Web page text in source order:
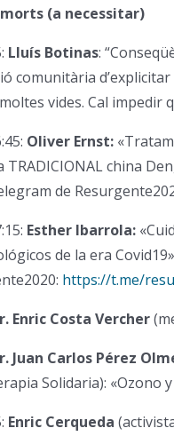
(a necessitar)
Lluís Botinas:
comunitària
vides. Cal impedir
Oliver Ernst:
TRADICIONAL china
de
Esther Ibarrola:
de la era
https://t.me/
Enric Costa Vercher
Juan Carlos Pérez
Solidaria): «Ozono
Enric Cerqueda